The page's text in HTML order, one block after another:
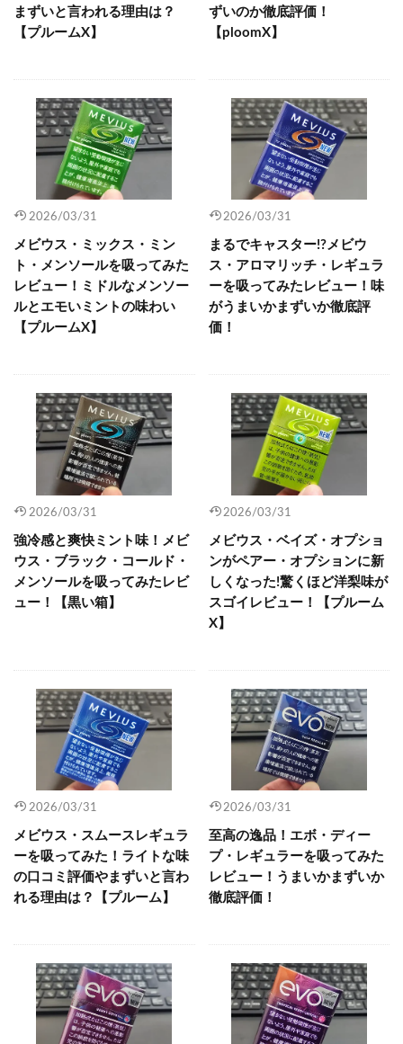
まずいと言われる理由は？
【プルームX】
ずいのか徹底評価！
【ploomX】
2026/03/31
メビウス・ミックス・ミン
ト・メンソールを吸ってみた
レビュー！ミドルなメンソー
ルとエモいミントの味わい
【プルームX】
2026/03/31
まるでキャスター!?メビウ
ス・アロマリッチ・レギュラ
ーを吸ってみたレビュー！味
がうまいかまずいか徹底評
価！
2026/03/31
強冷感と爽快ミント味！メビ
ウス・ブラック・コールド・
メンソールを吸ってみたレビ
ュー！【黒い箱】
2026/03/31
メビウス・ベイズ・オプショ
ンがペアー・オプションに新
しくなった!驚くほど洋梨味が
スゴイレビュー！【プルーム
X】
2026/03/31
メビウス・スムースレギュラ
ーを吸ってみた！ライトな味
の口コミ評価やまずいと言わ
れる理由は？【プルーム】
2026/03/31
至高の逸品！エボ・ディー
プ・レギュラーを吸ってみた
レビュー！うまいかまずいか
徹底評価！